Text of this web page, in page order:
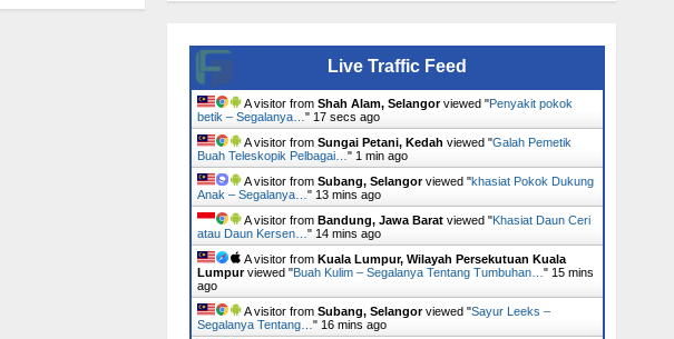
Live Traffic Feed
A visitor from Shah Alam, Selangorviewed "Penyakit pokok
betik – Segalanya… " 18 secs ago
A visitor from Sungai Petani, Kedah viewed "Galah Pemetik
Buah Teleskopik Pelbagai… " 1 min ago
A visitor from Subang, Selangorviewed "khasiat Pokok Dukung
Anak – Segalanya… " 13 mins ago
A visitor from Bandung, Jawa Baratviewed "Khasiat Daun Ceri
atau Daun Kersen… " 15 mins ago
A visitor from Kuala Lumpur, Wilayah Persekutuan Kuala
Lumpurviewed "Buah Kulim – Segalanya Tentang Tumbuhan… " 15 mins
ago
A visitor from Subang, Selangorviewed "Sayur Leeks –
Segalanya Tentang… " 16 mins ago